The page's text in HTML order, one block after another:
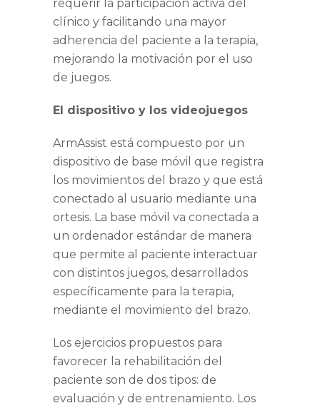
requerir la participación activa del
clínico y facilitando una mayor
adherencia del paciente a la terapia,
mejorando la motivación por el uso
de juegos.
El dispositivo y los videojuegos
ArmAssist está compuesto por un
dispositivo de base móvil que registra
los movimientos del brazo y que está
conectado al usuario mediante una
ortesis. La base móvil va conectada a
un ordenador estándar de manera
que permite al paciente interactuar
con distintos juegos, desarrollados
específicamente para la terapia,
mediante el movimiento del brazo.
Los ejercicios propuestos para
favorecer la rehabilitación del
paciente son de dos tipos: de
evaluación y de entrenamiento. Los